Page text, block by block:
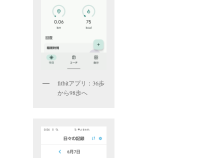
fitbitアプリ：36歩
から98歩へ